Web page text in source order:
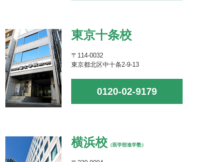
東京十条校
〒114-0032
東京都北区中十条2-9-13
0120-02-9179
横浜校 （医学部進学塾）